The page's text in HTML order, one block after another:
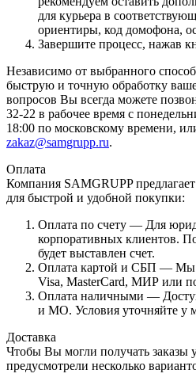
для курьера в
ориентиры, код домофона,
Завершите процесс, нажав
Независимо от выбранного
быструю и точную обработку
вопросов Вы всегда можете
32-22 в рабочее время с
18:00 по московскому времени,
zakaz@samgrupp.ru.
Оплата
Компания SAMGRUPP
для быстрой и удобной покупки:
Оплата по счету — Для
корпоративных клиентов.
будет выставлен счет.
Оплата картой и СБП — Мы
Visa, MasterCard, МИР или
Оплата наличными —
и МО. Условия уточняйте у
Доставка
Чтобы Вы могли получать заказы
предусмотрели несколько